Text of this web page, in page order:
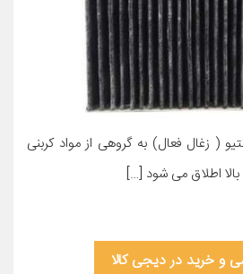
( زغال فعال) به گروهی از مواد کربنی
اطلاق می شود […]
و خرید در دیجی کالا